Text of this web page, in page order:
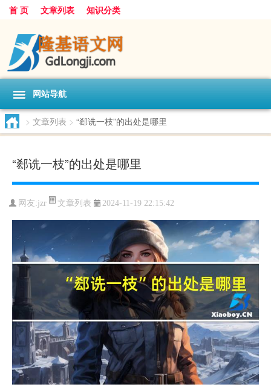
首 页 文章列表 知识分类
网站导航
> 文章列表 > “郄诜一枝”的出处是哪里
“郄诜一枝”的出处是哪里
网友:jzr 文章列表 2024-11-19 22:15:42